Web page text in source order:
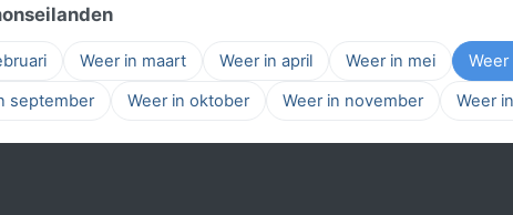
Weer in maart Weer in april Weer in mei Weer
september Weer in oktober Weer in november Weer